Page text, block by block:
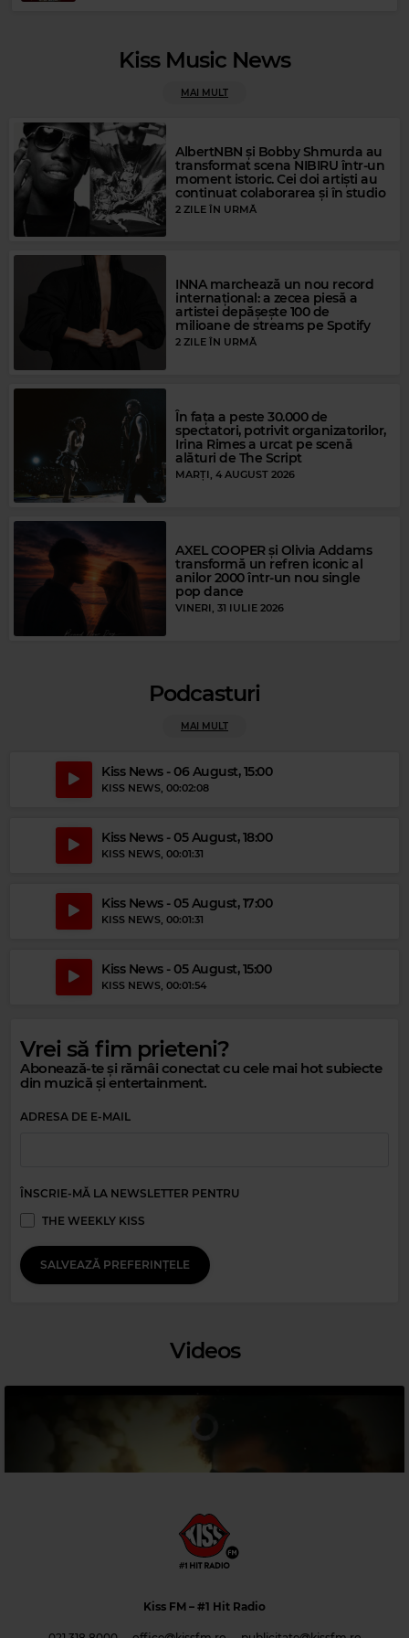
Magic FM
JOE LE TAXI
Magic Party Mix
MAGIC PARTY MIX– MAGIC PARTY MIX
HUMAN
Kiss Music News
MAI MULT
AlbertNBN și Bobby Shmurda au
transformat scena NIBIRU într-un
moment istoric. Cei doi artiști au
continuat colaborarea și în studio
2 ZILE ÎN URMĂ
INNA marchează un nou record
internațional: a zecea piesă a
artistei depășește 100 de
milioane de streams pe Spotify
2 ZILE ÎN URMĂ
În fața a peste 30.000 de
spectatori, potrivit organizatorilor,
Irina Rimes a urcat pe scenă
alături de The Script
MARȚI, 4 AUGUST 2026
AXEL COOPER și Olivia Addams
transformă un refren iconic al
anilor 2000 într-un nou single
pop dance
VINERI, 31 IULIE 2026
Podcasturi
MAI MULT
Kiss News - 06 August, 15:00
KISS NEWS, 00:02:08
Kiss News - 05 August, 18:00
KISS NEWS, 00:01:31
Kiss News - 05 August, 17:00
KISS NEWS, 00:01:31
Kiss News - 05 August, 15:00
KISS NEWS, 00:01:54
Vrei să fim prieteni?
Abonează-te și rămâi conectat cu cele mai hot subiecte
din muzică și entertainment.
ADRESA DE E-MAIL
ÎNSCRIE-MĂ LA NEWSLETTER PENTRU
THE WEEKLY KISS
SALVEAZĂ PREFERINȚELE
Videos
Kiss FM – #1 Hit Radio